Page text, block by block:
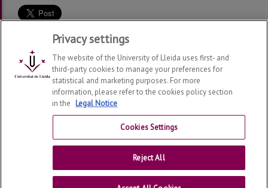
Grup de Recerca en Interacció Persona Ordinador i
Integració de Dades2026
Contact
Universitat de Lleida
Privacy settings
The website of the University of Lleida uses first- and
third-party cookies to manage your preferences for
statistical and marketing purposes. For more
information, please refer to the cookies policy section
in the Legal Notice
Cookies Settings
Reject All